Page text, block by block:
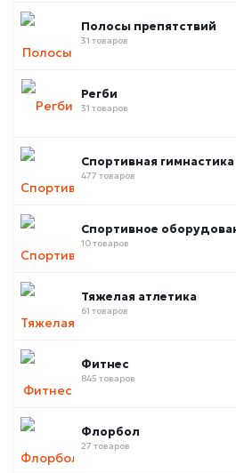
Полосы препятствий
31 товаров
Регби
31 товаров
Спортивная гимнастика
477 товаров
Спортивное
10 товаров
Тяжелая атлетика
61 товаров
Фитнес
845 товаров
Флорбол
27 товаров